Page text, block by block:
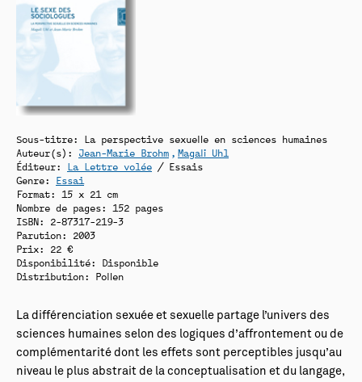
Sous-titre: La perspective sexuelle en sciences humaines
Auteur(s): Jean-Marie Brohm
Magali Uhl
Éditeur: La Lettre volée / Essais
Genre: Essai
Format: 15 x 21 cm
Nombre de pages: 152 pages
ISBN: 2-87317-219-3
Parution: 2003
Prix: 22 €
Disponibilité:
Disponible
Distribution: Pollen
La différenciation sexuée et sexuelle partage l’univers des
sciences humaines selon des logiques d’affrontement ou de
complémentarité dont les effets sont perceptibles jusqu’au
niveau le plus abstrait de la conceptualisation et du langage,